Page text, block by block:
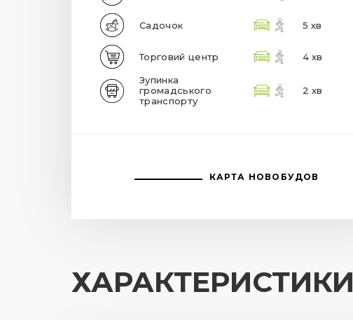
Садочок 5 хв
Торговий центр 4 хв
Зупинка
громадського
транспорту
2 хв
КАРТА НОВОБУДОВ
ХАРАКТЕРИСТИКИ